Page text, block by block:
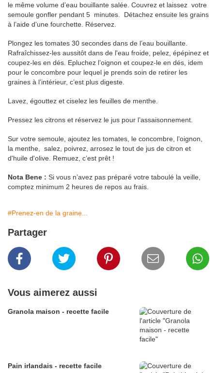
le même volume d’eau bouillante salée. Couvrez et laissez votre
semoule gonfler pendant 5 minutes. Détachez ensuite les grains
à l’aide d’une fourchette. Réservez.
Plongez les tomates 30 secondes dans de l’eau bouillante.
Rafraîchissez-les aussitôt dans de l'eau froide, pelez, épépinez et
coupez-les en dés. Epluchez l’oignon et coupez-le en dés, idem
pour le concombre pour lequel je prends soin de retirer les
graines à l’intérieur, c’est plus digeste.
Lavez, égouttez et ciselez les feuilles de menthe.
Pressez les citrons et réservez le jus pour l’assaisonnement.
Sur votre semoule, ajoutez les tomates, le concombre, l’oignon,
la menthe, salez, poivrez, arrosez le tout de jus de citron et
d'huile d'olive. Remuez, c’est prêt !
Nota Bene : Si vous n’avez pas préparé votre taboulé la veille,
comptez minimum 2 heures de repos au frais.
#Prenez-en de la graine...
Partager
Vous aimerez aussi
Granola maison - recette facile
Pain irlandais - recette facile